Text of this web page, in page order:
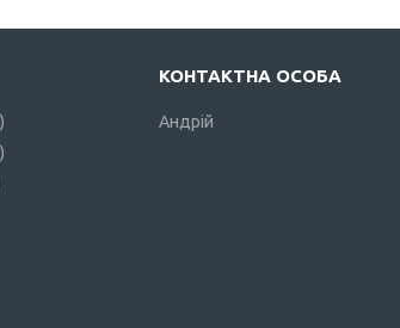
Андрій